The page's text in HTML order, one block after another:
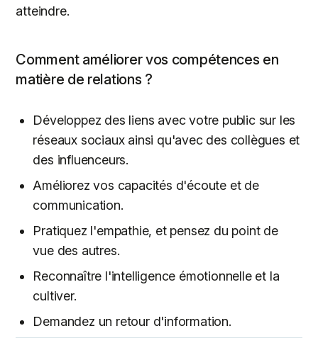
atteindre.
Comment améliorer vos compétences en
matière de relations ?
Développez des liens avec votre public sur les
réseaux sociaux ainsi qu'avec des collègues et
des influenceurs.
Améliorez vos capacités d'écoute et de
communication.
Pratiquez l'empathie, et pensez du point de
vue des autres.
Reconnaître l'intelligence émotionnelle et la
cultiver.
Demandez un retour d'information.